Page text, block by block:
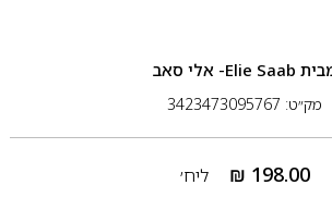
Elie Saab- אלי סאב
מק״ט: 3423473095767
₪ 198.00 ליח׳